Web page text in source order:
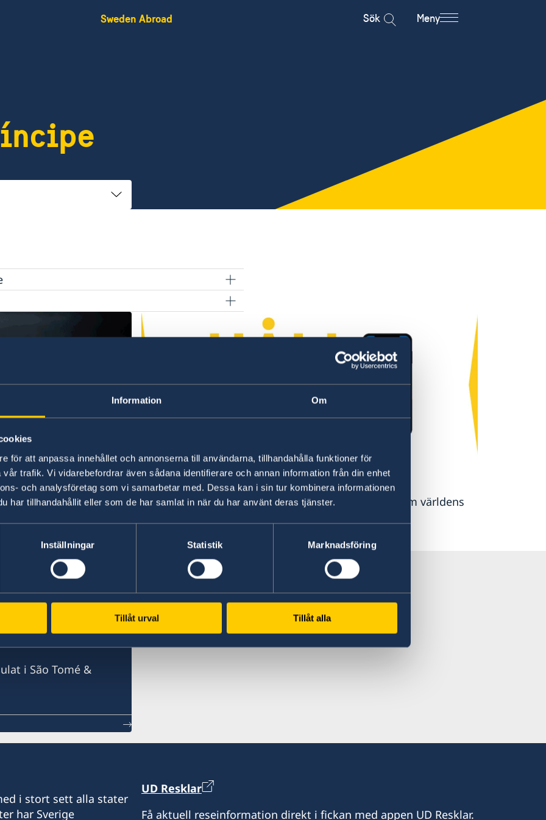
Information Om
för att anpassa innehållet och annonserna till användarna, tillhandahålla funktioner för
trafik. Vi vidarebefordrar även sådana identifierare och annan information från din enhet
och analysföretag som vi samarbetar med. Dessa kan i sin tur kombinera informationen
har tillhandahållit eller som de har samlat in när du har använt deras tjänster.
Inställningar Statistik Marknadsföring
Tillåt urval Tillåt alla
Sweden Abroad Sök Meny
få tag i dig vid en
dig till svensklistan.
UD:s reseinformation direkt i fickan
I appen UD Resklar finns råd och reseinformation om världens
Om UD Resklar på regeringen.se
Tomé &
i São Tomé &
i stort sett alla stater
har Sverige
UD Resklar
Få aktuell reseinformation direkt i fickan med appen UD Resklar.